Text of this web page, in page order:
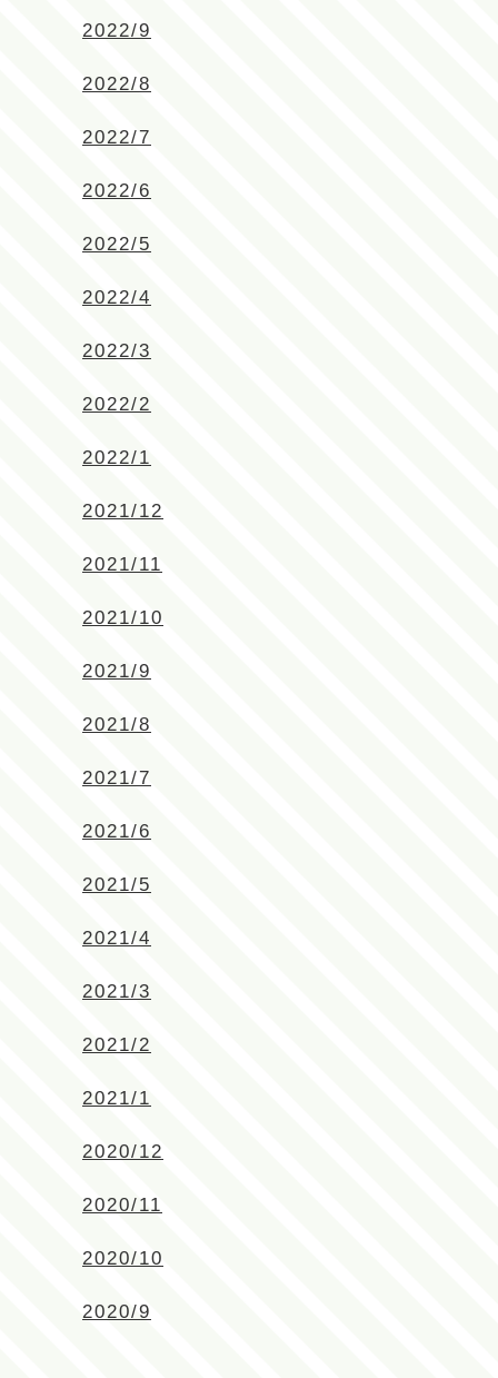
2022/9
2022/8
2022/7
2022/6
2022/5
2022/4
2022/3
2022/2
2022/1
2021/12
2021/11
2021/10
2021/9
2021/8
2021/7
2021/6
2021/5
2021/4
2021/3
2021/2
2021/1
2020/12
2020/11
2020/10
2020/9